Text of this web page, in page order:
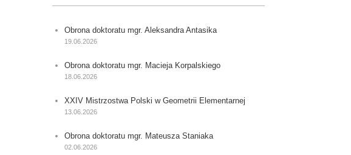
Obrona doktoratu mgr. Aleksandra Antasika
19.06.2026
Obrona doktoratu mgr. Macieja Korpalskiego
18.06.2026
XXIV Mistrzostwa Polski w Geometrii Elementarnej
13.06.2026
Obrona doktoratu mgr. Mateusza Staniaka
02.06.2026